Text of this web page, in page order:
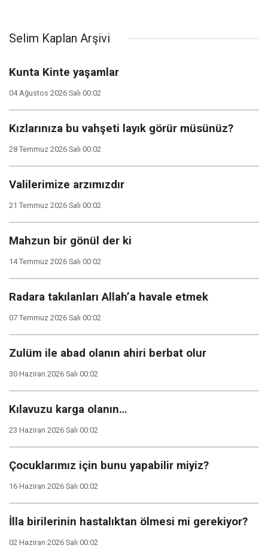
Selim Kaplan Arşivi
Kunta Kinte yaşamlar
04 Ağustos 2026 Salı 00:02
Kızlarınıza bu vahşeti layık görür müsünüz?
28 Temmuz 2026 Salı 00:02
Valilerimize arzımızdır
21 Temmuz 2026 Salı 00:02
Mahzun bir gönül der ki
14 Temmuz 2026 Salı 00:02
Radara takılanları Allah’a havale etmek
07 Temmuz 2026 Salı 00:02
Zulüm ile abad olanın ahiri berbat olur
30 Haziran 2026 Salı 00:02
Kılavuzu karga olanın…
23 Haziran 2026 Salı 00:02
Çocuklarımız için bunu yapabilir miyiz?
16 Haziran 2026 Salı 00:02
İlla birilerinin hastalıktan ölmesi mi gerekiyor?
02 Haziran 2026 Salı 00:02